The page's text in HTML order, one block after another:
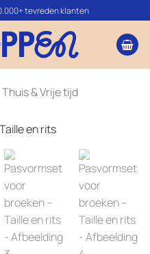
tevreden klanten
Thuis & Vrije tijd